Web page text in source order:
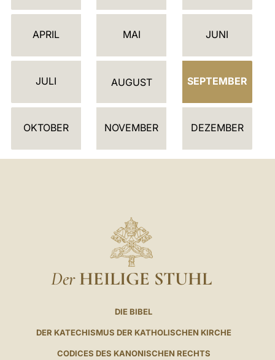
L
D
R
APRIL MAI JUNI
JULI AUGUST SEPTEMBER
OKTOBER NOVEMBER DEZEMBER
Der HEILIGE STUHL
DIE BIBEL
DER KATECHISMUS DER KATHOLISCHEN KIRCHE
CODICES DES KANONISCHEN RECHTS